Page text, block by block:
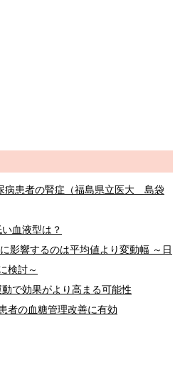
病患者の腎症（福島県立医大 島袋
血液型は？
影響するのは平均値より変動幅 ～日
検討～
で効果がより高まる可能性
者の血糖管理改善に有効